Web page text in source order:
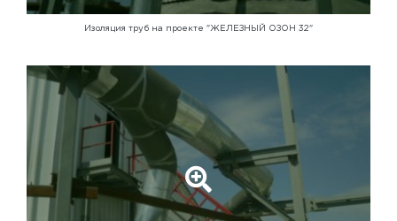
Изоляция труб на проекте "ЖЕЛЕЗНЫЙ ОЗОН 32"